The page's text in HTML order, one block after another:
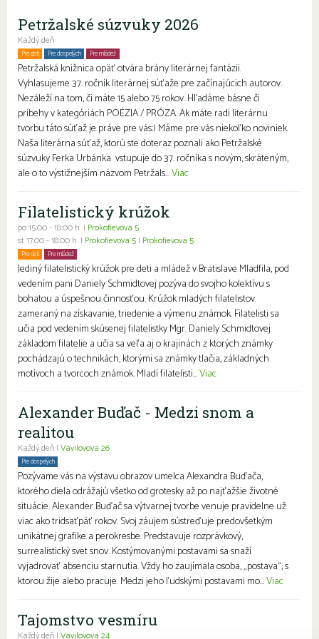
Petržalské súzvuky 2026
Každý deň
Pre deti Pre dospelých Pre mládež
Petržalská knižnica opäť otvára brány literárnej fantázii.
Vyhlasujeme 37. ročník literárnej súťaže pre začínajúcich autorov.
Nezáleží na tom, či máte 15 alebo 75 rokov. Hľadáme básne či
príbehy v kategóriách POÉZIA / PRÓZA. Ak máte radi literárnu
tvorbu táto súťaž je práve pre vás:) Máme pre vás niekoľko noviniek.
Naša literárna súťaž, ktorú ste doteraz poznali ako Petržalské
súzvuky Ferka Urbánka vstupuje do 37. ročníka s novým, skráteným,
ale o to výstižnejším názvom Petržals...Viac
Filatelistický krúžok
po 15:00 - 18:00 h. | Prokofievova 5
st 17:00 - 18:00 h. | Prokofievova 5 | Prokofievova 5
Pre deti Pre mládež
Jediný filatelistický krúžok pre deti a mládež v Bratislave Mladfila, pod
vedením pani Daniely Schmidtovej pozýva do svojho kolektívu s
bohatou a úspešnou činnosťou. Krúžok mladých filatelistov
zameraný na získavanie, triedenie a výmenu známok. Filatelisti sa
učia pod vedením skúsenej filatelistky Mgr. Daniely Schmidtovej
základom filatelie a učia sa veľa aj o krajinách z ktorých známky
pochádzajú o technikách, ktorými sa známky tlačia, základných
motívoch a tvorcoch známok. Mladí filatelisti...Viac
Alexander Buďač - Medzi snom a
realitou
Každý deň | Vavilovova 26
Pre dospelých
Pozývame vás na výstavu obrazov umelca Alexandra Buďača,
ktorého diela odrážajú všetko od grotesky až po najťažšie životné
situácie. Alexander Buďač sa výtvarnej tvorbe venuje pravidelne už
viac ako tridsaťpäť rokov. Svoj záujem sústreďuje predovšetkým
unikátnej grafike a perokresbe. Predstavuje rozprávkový,
surrealistický svet snov. Kostýmovanými postavami sa snaží
vyjadrovať absenciu starnutia. Vždy ho zaujímala osoba, „postava“, s
ktorou žije alebo pracuje. Medzi jeho ľudskými postavami mo...Viac
Tajomstvo vesmíru